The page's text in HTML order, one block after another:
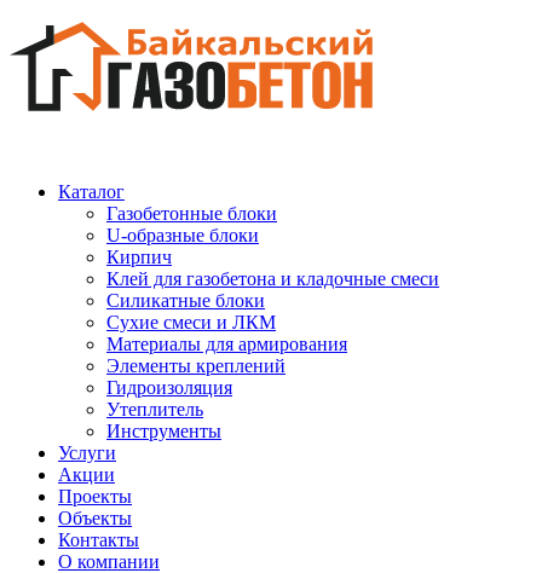
Каталог
Газобетонные блоки
U-образные блоки
Кирпич
Клей для газобетона и кладочные смеси
Силикатные блоки
Сухие смеси и ЛКМ
Материалы для армирования
Элементы креплений
Гидроизоляция
Утеплитель
Инструменты
Услуги
Акции
Проекты
Объекты
Контакты
О компании